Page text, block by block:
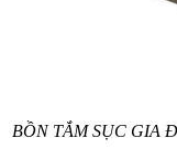
BỒN TẮM SỤC GIA